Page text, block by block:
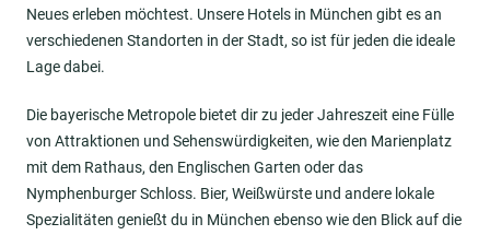
Neues erleben möchtest. Unsere Hotels in München gibt es an
verschiedenen Standorten in der Stadt, so ist für jeden die ideale
Lage dabei.
Die bayerische Metropole bietet dir zu jeder Jahreszeit eine Fülle
von Attraktionen und Sehenswürdigkeiten, wie den Marienplatz
mit dem Rathaus, den Englischen Garten oder das
Nymphenburger Schloss. Bier, Weißwürste und andere lokale
Spezialitäten genießt du in München ebenso wie den Blick auf die